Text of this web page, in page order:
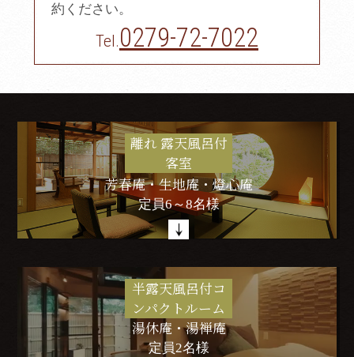
約ください。
Tel.0279-72-7022
離れ 露天風呂付
客室
芳春庵・生地庵・燈心庵
定員6～8名様
半露天風呂付コ
ンパクトルーム
湯休庵・湯禅庵
定員2名様